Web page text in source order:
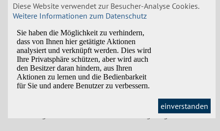
Diese Website verwendet zur Besucher-Analyse Cookies.
Weitere Informationen zum Datenschutz
einverstanden
Öffnungszeiten Gemeindeamt
Mo: 8:00 bis 12:00 und 14:00 bis 18:00 Uhr
Di: 8:30 bis 12:00 Uhr
Mi: 8:00 bis 12:00 Uhr, Nachmittags nach
Vereinbarung
Do und Fr: 8:00 bis 12:00 Uhr
Nachmittag geschlossen. Termine außerhalb der
Öffnungszeiten sind nach Vereinbarung möglich.